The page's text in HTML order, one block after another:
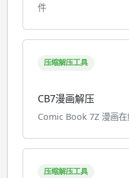
件
压缩解压工具
CB7漫画解压
Comic Book 7Z 漫画
压缩解压工具